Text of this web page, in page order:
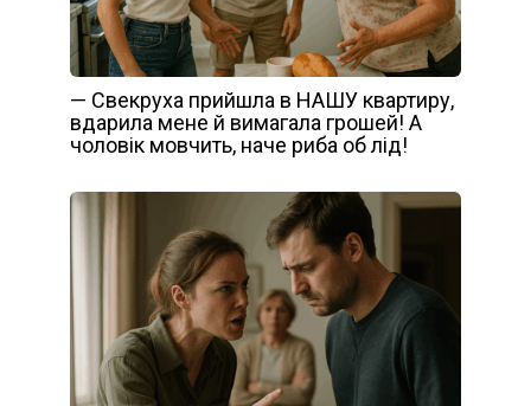
— Свекруха прийшла в НАШУ квартиру,
вдарила мене й вимагала грошей! А
чоловік мовчить, наче риба об лід!